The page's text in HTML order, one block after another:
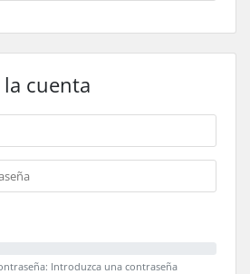
cuenta
Introduzca una contraseña